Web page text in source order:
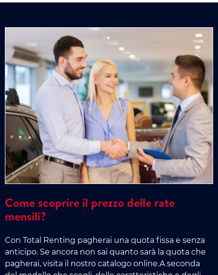
Come scoprire il prezzo delle rate
mensili?
Con Total Renting pagherai una quota fissa e senza
anticipo. Se ancora non sai quanto sarà la quota che
pagherai, visita il nostro catalogo online.A seconda